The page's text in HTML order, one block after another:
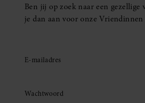
Ben jij op zoek naar een
je dan aan voor onze
E-mailadres
Wachtwoord